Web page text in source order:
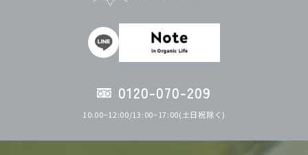
0120-070-209
10:00~12:00/13:00~17:00(土日祝除く)